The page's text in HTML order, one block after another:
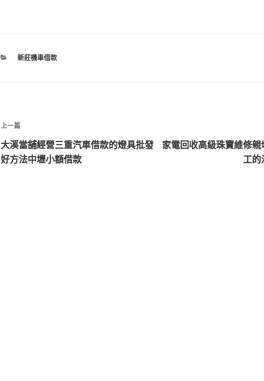
分
新莊機車借款
文
章
導
上
一
篇
上一篇
大溪當舖經營三重汽車借款的燈具批發
好方法中壢小額借款
家電回收高級珠寶維修
工的